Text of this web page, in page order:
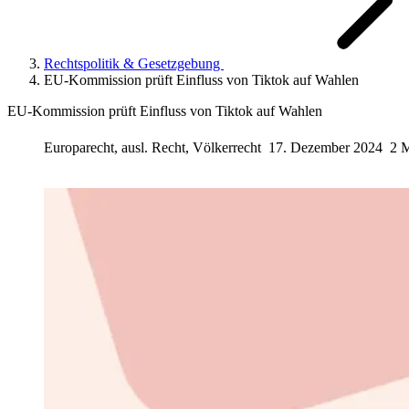
Rechtspolitik & Gesetzgebung
EU-Kommission prüft Einfluss von Tiktok auf Wahlen
EU-Kommission prüft Einfluss von Tiktok auf Wahlen
Europarecht, ausl. Recht, Völkerrecht 17. Dezember 2024 2